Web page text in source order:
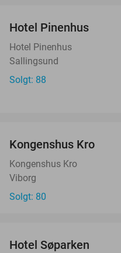
Hotel Pinenhus
Hotel Pinenhus
Sallingsund
Solgt: 88
Kongenshus Kro
Kongenshus Kro
Viborg
Solgt: 80
Hotel Søparken